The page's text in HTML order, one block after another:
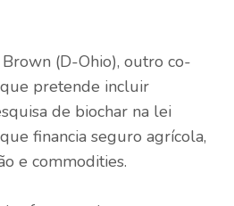
(D-Ohio), outro co-
pretende incluir
de biochar na lei
financia seguro agrícola,
e commodities.